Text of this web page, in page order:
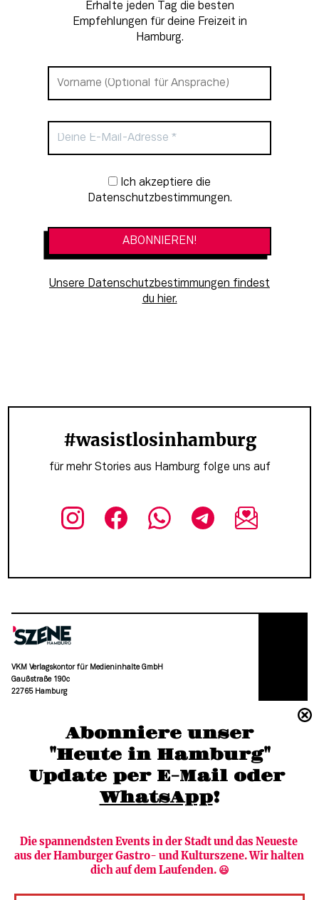
Abonniere unser
"Heute in Hamburg"
Update per E-Mail oder
WhatsApp!
Die spannendsten Events in der Stadt und das Neueste
aus der Hamburger Gastro- und Kulturszene. Wir halten
dich auf dem Laufenden. 😃
Erhalte jeden Tag die besten
Empfehlungen für deine Freizeit in
Hamburg.
Newsletter-Anmeldung
Datenschutzbestimmungen.
Unsere Datenschutzbestimmungen findest
du hier.
#wasistlosinhamburg
für mehr Stories aus Hamburg folge uns auf
VKM Verlagskontor für Medieninhalte GmbH
Gaußstraße 190c
22765 Hamburg
moc.grubmah-enezs@ofni
Newsletter abonnieren Verlag